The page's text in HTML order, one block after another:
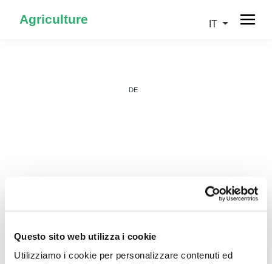
Questo sito web utilizza i cookie
Utilizziamo i cookie per personalizzare contenuti ed
Agriculture IT
DE